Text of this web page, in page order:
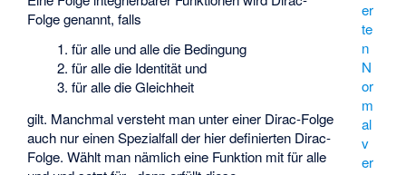
er
te
n
N
or
m
al
v
er
Folge genannt, falls
für alle und alledie Bedingung
für alledie Identität und
für alledie Gleichheit
gilt. Manchmal versteht man unter einer Dirac-Folge
auch nur einen Spezialfall der hier definierten Dirac-
Folge. Wählt man nämlich eine Funktion mitfür alle